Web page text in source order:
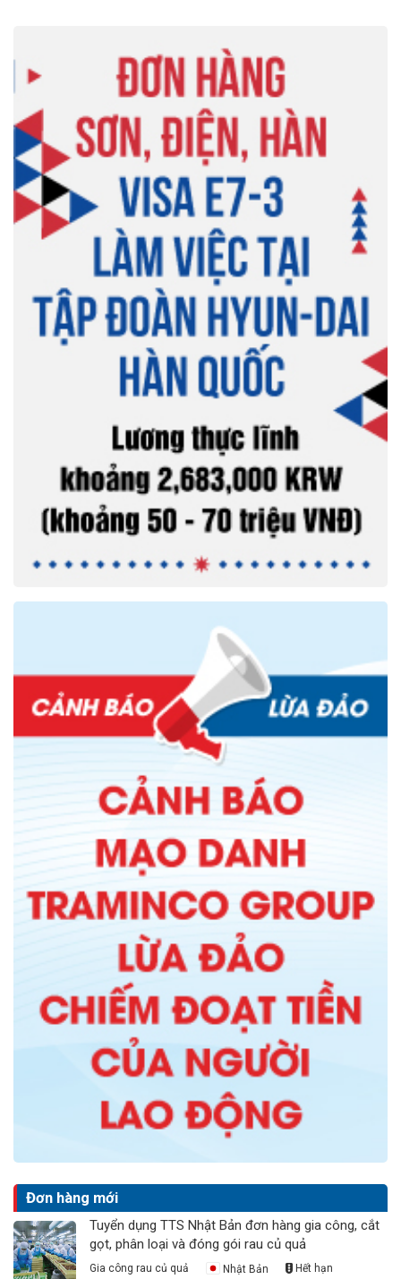
Đơn hàng mới
Tuyển dụng TTS Nhật Bản đơn hàng gia công, cắt
gọt, phân loại và đóng gói rau củ quả
Gia công rau củ quả Nhật Bản
Hết hạn